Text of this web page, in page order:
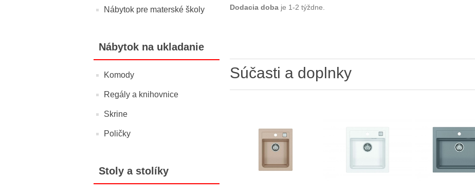
Nábytok pre materské školy
Nábytok na ukladanie
Komody
Regály a knihovnice
Skrine
Poličky
Stoly a stolíky
Dodacia dobaje 1-2 týždne.
Súčasti a doplnky